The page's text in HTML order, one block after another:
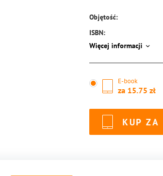
Objętość:
ISBN:
Więcej informacji
E-book
za 15.75
KUP ZA